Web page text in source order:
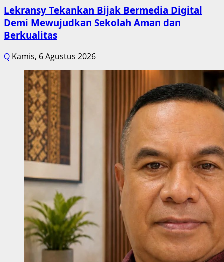
Lekransy Tekankan Bijak Bermedia Digital
Demi Mewujudkan Sekolah Aman dan
Berkualitas
Q Kamis, 6 Agustus 2026